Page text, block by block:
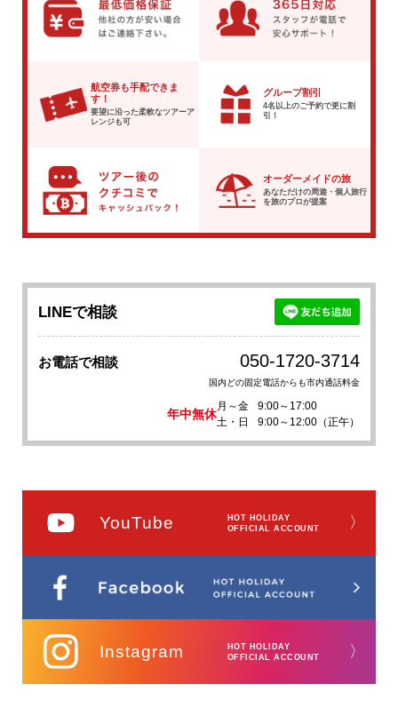
航空券も手配できま
す！
要望に沿った柔軟なツアーア
レンジも可
グループ割引
4名以上のご予約で更に割
引！
オーダーメイドの旅
あなただけの周遊・個人旅行
を旅のプロが提案
LINEで相談
お電話で相談 050-1720-3714
国内どの固定電話からも市内通話料金
年中無休
月～金
9:00～17:00
土・日
9:00～12:00（正午）
YouTube
HOT HOLIDAY
OFFICIAL ACCOUNT
〉
Instagram
HOT HOLIDAY
OFFICIAL ACCOUNT
〉